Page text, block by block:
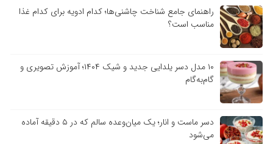
راهنمای جامع شناخت چاشنی‌ها؛ کدام ادویه برای کدام غذا
مناسب است؟
۱۰ مدل دسر یلدایی جدید و شیک ۱۴۰۴؛ آموزش تصویری و
گام‌به‌گام
دسر ماست و انار؛ یک میان‌وعده سالم که در ۵ دقیقه آماده
می‌شود